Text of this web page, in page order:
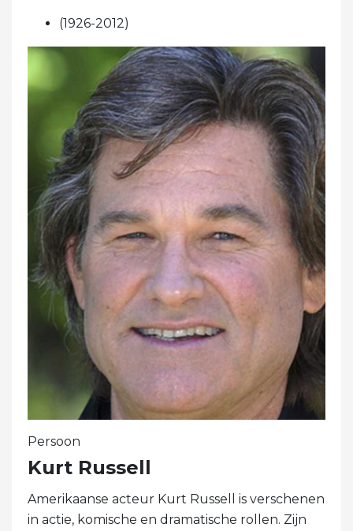
(1926-2012)
Persoon
Kurt Russell
Amerikaanse acteur Kurt Russell is verschenen
in actie, komische en dramatische rollen. Zijn